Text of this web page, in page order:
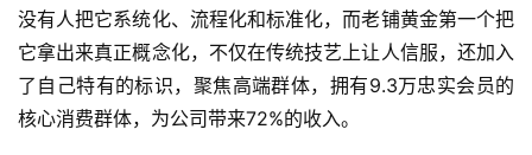
没有人把它系统化、流程化和标准化，而老铺黄金第一个把
它拿出来真正概念化，不仅在传统技艺上让人信服，还加入
了自己特有的标识，聚焦高端群体，拥有9.3万忠实会员的
核心消费群体，为公司带来72%的收入。